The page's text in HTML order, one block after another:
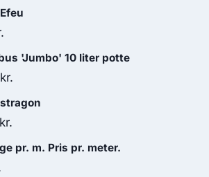
'Jumbo' 10 liter potte
kr.
kr.
pr. m. Pris pr. meter.